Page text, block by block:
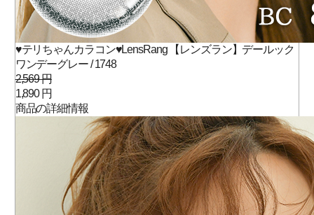
♥テリちゃんカラコン♥LensRang 【レンズラン】デールック
ワンデーグレー / 1748
2,569 円
1,890 円
商品の詳細情報